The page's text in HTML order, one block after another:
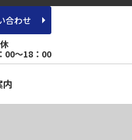
合わせ
00～18：00